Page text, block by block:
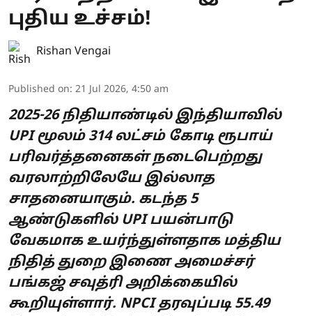
புதிய உச்சம்!
Rishan Vengai
Published on: 21 Jul 2026, 4:50 am
2025-26 நிதியாண்டில் இந்தியாவில்
UPI மூலம் 314 லட்சம் கோடி ரூபாய்
பரிவர்த்தனைகள் நடைபெற்றது
வரலாற்றிலேயே இல்லாத
சாதனையாகும். கடந்த 5
ஆண்டுகளில் UPI பயன்பாடு
வேகமாக உயர்ந்துள்ளதாக மத்திய
நிதித் துறை இணை அமைச்சர்
பங்கஜ் சவுத்ரி அறிக்கையில்
கூறியுள்ளார். NPCI தரவுப்படி 55.49